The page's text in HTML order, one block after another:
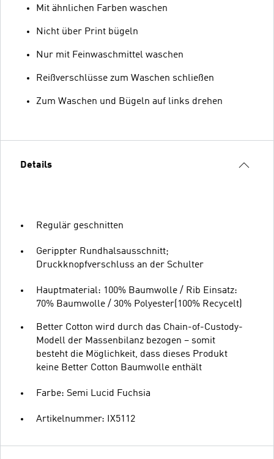
Mit ähnlichen Farben waschen
Nicht über Print bügeln
Nur mit Feinwaschmittel waschen
Reißverschlüsse zum Waschen schließen
Zum Waschen und Bügeln auf links drehen
Details
Regulär geschnitten
Gerippter Rundhalsausschnitt;
Druckknopfverschluss an der Schulter
Hauptmaterial: 100% Baumwolle / Rib Einsatz:
70% Baumwolle / 30% Polyester(100% Recycelt)
Better Cotton wird durch das Chain-of-Custody-
Modell der Massenbilanz bezogen – somit
besteht die Möglichkeit, dass dieses Produkt
keine Better Cotton Baumwolle enthält
Farbe: Semi Lucid Fuchsia
Artikelnummer: IX5112